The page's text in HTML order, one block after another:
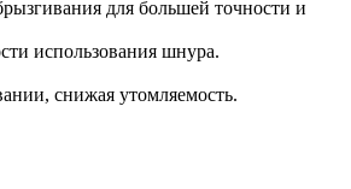
для большей точности и
использования шнура.
снижая утомляемость.